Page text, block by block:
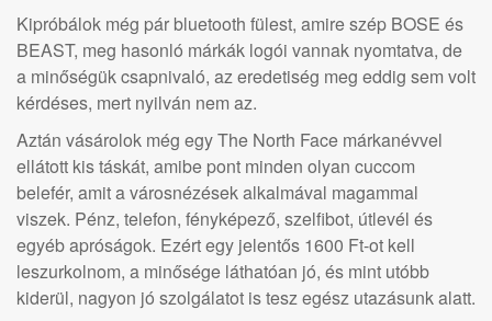
Kipróbálok még pár bluetooth fülest, amire szép BOSE és
BEAST, meg hasonló márkák logói vannak nyomtatva, de
a minőségük csapnivaló, az eredetiség meg eddig sem volt
kérdéses, mert nyilván nem az.
Aztán vásárolok még egy The North Face márkanévvel
ellátott kis táskát, amibe pont minden olyan cuccom
belefér, amit a városnézések alkalmával magammal
viszek. Pénz, telefon, fényképező, szelfibot, útlevél és
egyéb apróságok. Ezért egy jelentős 1600 Ft-ot kell
leszurkolnom, a minősége láthatóan jó, és mint utóbb
kiderül, nagyon jó szolgálatot is tesz egész utazásunk alatt.